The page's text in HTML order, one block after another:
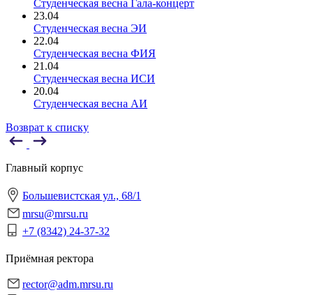
Студенческая весна Гала-концерт
23.04
Студенческая весна ЭИ
22.04
Студенческая весна ФИЯ
21.04
Студенческая весна ИСИ
20.04
Студенческая весна АИ
Возврат к списку
Главный корпус
Большевистская ул., 68/1
mrsu@mrsu.ru
+7 (8342) 24-37-32
Приёмная ректора
rector@adm.mrsu.ru